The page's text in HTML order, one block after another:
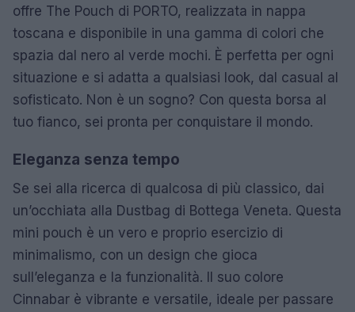
offre The Pouch di PORTO, realizzata in nappa
toscana e disponibile in una gamma di colori che
spazia dal nero al verde mochi. È perfetta per ogni
situazione e si adatta a qualsiasi look, dal casual al
sofisticato. Non è un sogno? Con questa borsa al
tuo fianco, sei pronta per conquistare il mondo.
Eleganza senza tempo
Se sei alla ricerca di qualcosa di più classico, dai
un’occhiata alla Dustbag di Bottega Veneta. Questa
mini pouch è un vero e proprio esercizio di
minimalismo, con un design che gioca
sull’eleganza e la funzionalità. Il suo colore
Cinnabar è vibrante e versatile, ideale per passare